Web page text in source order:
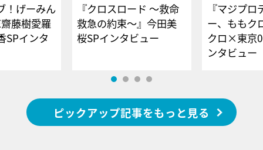
！げーみん
藤樹愛羅
SPインタ
『クロスロード ～救命
救急の約束～』今田美
桜SPインタビュー
『マジプロ
ー、ももク
クロ×東京
ンタビュー
ピックアップ記事をもっと見る